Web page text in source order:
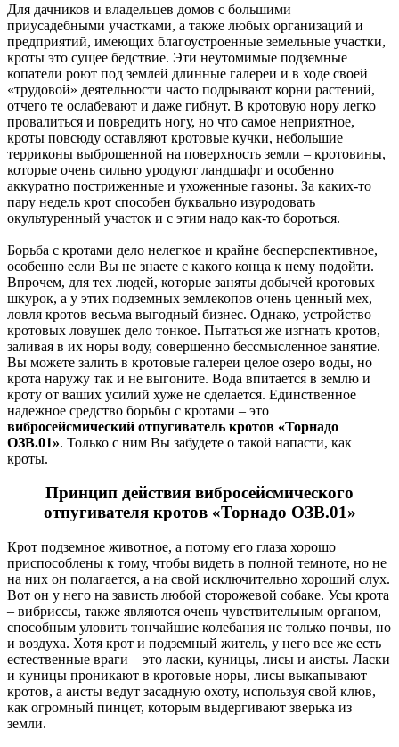
Для дачников и владельцев домов с большими
приусадебными участками, а также любых организаций и
предприятий, имеющих благоустроенные земельные участки,
кроты это сущее бедствие. Эти неутомимые подземные
копатели роют под землей длинные галереи и в ходе своей
«трудовой» деятельности часто подрывают корни растений,
отчего те ослабевают и даже гибнут. В кротовую нору легко
провалиться и повредить ногу, но что самое неприятное,
кроты повсюду оставляют кротовые кучки, небольшие
терриконы выброшенной на поверхность земли – кротовины,
которые очень сильно уродуют ландшафт и особенно
аккуратно постриженные и ухоженные газоны. За каких-то
пару недель крот способен буквально изуродовать
окультуренный участок и с этим надо как-то бороться.
Борьба с кротами дело нелегкое и крайне бесперспективное,
особенно если Вы не знаете с какого конца к нему подойти.
Впрочем, для тех людей, которые заняты добычей кротовых
шкурок, а у этих подземных землекопов очень ценный мех,
ловля кротов весьма выгодный бизнес. Однако, устройство
кротовых ловушек дело тонкое. Пытаться же изгнать кротов,
заливая в их норы воду, совершенно бессмысленное занятие.
Вы можете залить в кротовые галереи целое озеро воды, но
крота наружу так и не выгоните. Вода впитается в землю и
кроту от ваших усилий хуже не сделается. Единственное
надежное средство борьбы с кротами – это
вибросейсмический отпугиватель кротов «Торнадо
ОЗВ.01». Только с ним Вы забудете о такой напасти, как
кроты.
Принцип действия вибросейсмического
отпугивателя кротов «Торнадо ОЗВ.01»
Крот подземное животное, а потому его глаза хорошо
приспособлены к тому, чтобы видеть в полной темноте, но не
на них он полагается, а на свой исключительно хороший слух.
Вот он у него на зависть любой сторожевой собаке. Усы крота
– вибриссы, также являются очень чувствительным органом,
способным уловить тончайшие колебания не только почвы, но
и воздуха. Хотя крот и подземный житель, у него все же есть
естественные враги – это ласки, куницы, лисы и аисты. Ласки
и куницы проникают в кротовые норы, лисы выкапывают
кротов, а аисты ведут засадную охоту, используя свой клюв,
как огромный пинцет, которым выдергивают зверька из
земли.